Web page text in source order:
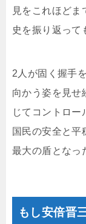
見をこれほどま
史を振り返って
2人が固く握手
向かう姿を見せ
じてコントロー
国民の安全と平
最大の盾となっ
もし安倍晋